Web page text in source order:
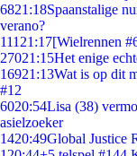
6821:18Spaanstalige
verano?
111 21:17[Wielrennen
27021:15Het enige
16921:13Wat is op dit
#12
6020:54Lisa (38)
asielzoeker
1420:49Global Justice